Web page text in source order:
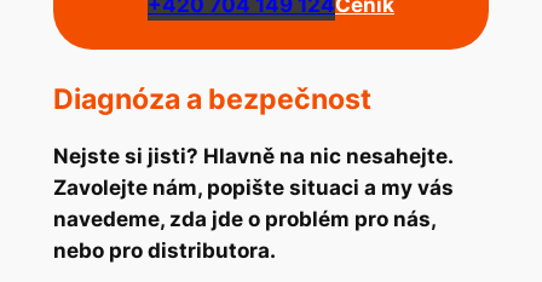
+420 704 149 124Ceník
Diagnóza a bezpečnost
Nejste si jisti? Hlavně na nic nesahejte.
Zavolejte nám, popište situaci a my vás
navedeme, zda jde o problém pro nás,
nebo pro distributora.